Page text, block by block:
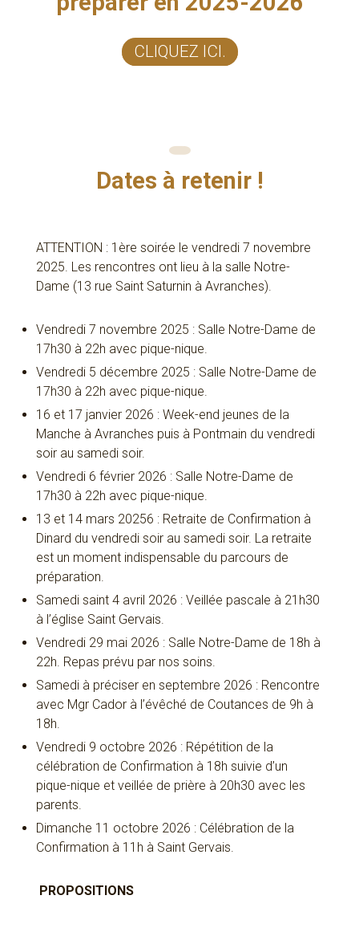
CLIQUEZ ICI.
Dates à retenir !
ATTENTION : 1ère soirée le vendredi 7 novembre
2025. Les rencontres ont lieu à la salle Notre-
Dame (13 rue Saint Saturnin à Avranches).
Vendredi 7 novembre 2025 : Salle Notre-Dame de
17h30 à 22h avec pique-nique.
Vendredi 5 décembre 2025 : Salle Notre-Dame de
17h30 à 22h avec pique-nique.
16 et 17 janvier 2026 : Week-end jeunes de la
Manche à Avranches puis à Pontmain du vendredi
soir au samedi soir.
Vendredi 6 février 2026 : Salle Notre-Dame de
17h30 à 22h avec pique-nique.
13 et 14 mars 20256 : Retraite de Confirmation à
Dinard du vendredi soir au samedi soir. La retraite
est un moment indispensable du parcours de
préparation.
Samedi saint 4 avril 2026 : Veillée pascale à 21h30
à l’église Saint Gervais.
Vendredi 29 mai 2026 : Salle Notre-Dame de 18h à
22h. Repas prévu par nos soins.
Samedi à préciser en septembre 2026 : Rencontre
avec Mgr Cador à l’évêché de Coutances de 9h à
18h.
Vendredi 9 octobre 2026 : Répétition de la
célébration de Confirmation à 18h suivie d’un
pique-nique et veillée de prière à 20h30 avec les
parents.
Dimanche 11 octobre 2026 : Célébration de la
Confirmation à 11h à Saint Gervais.
PROPOSITIONS